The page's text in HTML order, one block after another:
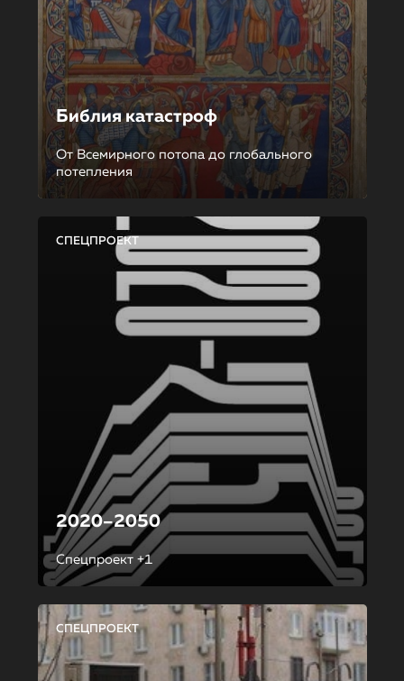
Библия катастроф
От Всемирного потопа до глобального
потепления
СПЕЦПРОЕКТ
2020–2050
Спецпроект +1
СПЕЦПРОЕКТ